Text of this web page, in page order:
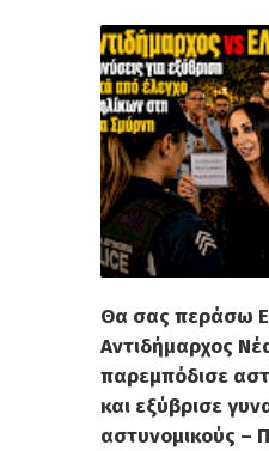
Θα σας περάσω
Αντιδήμαρχος
παρεμπόδισε
και εξύβρισε
αστυνομικούς –